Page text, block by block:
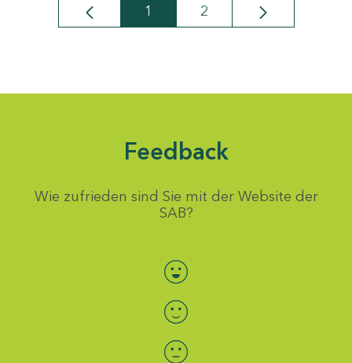
Seite
1 Seite
2
Feedback
Wie zufrieden sind Sie mit der Website der
SAB?
Bewertung auswählen